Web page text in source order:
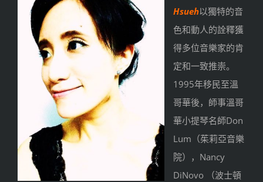
Hsueh以獨特的音
色和動人的詮釋獲
得多位音樂家的肯
定和一致推崇。
1995年移民至溫
哥華後，師事溫哥
華小提琴名師Don
Lum（茱莉亞音樂
院），Nancy
DiNovo （波士頓